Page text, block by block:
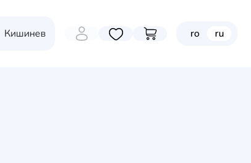
Кишинев Избранные товары
Перейти в корзину
ro ru